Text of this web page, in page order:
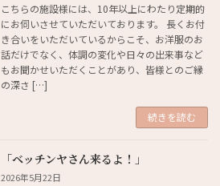
こちらの施設様には、10年以上にわたり定期的
にお伺いさせていただいております。 長くお付
き合いをいただいているからこそ、お洋服のお
話だけでなく、体調の変化や日々の出来事など
もお聞かせいただくことがあり、皆様とのご縁
の深さ […]
続きを読む
「ベッチンヤさん来るよ！」
2026年5月22日